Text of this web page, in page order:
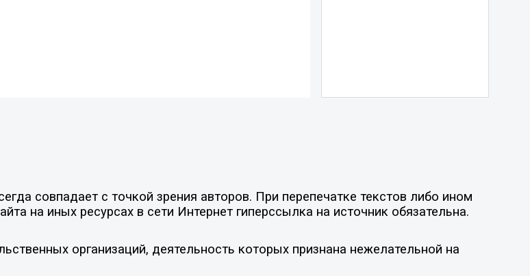
совпадает с точкой зрения авторов. При перепечатке текстов либо ином
на иных ресурсах в сети Интернет гиперссылка на источник обязательна.
организаций, деятельность которых признана нежелательной на